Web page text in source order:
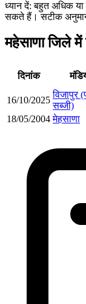
ध्यान दें: बहुत अधिक
सकते हैं। सटीक
महेसाणा जिले में
दिनांक
16/10/2025
विजापुर
सब्जी)
18/05/2004 मेहसाणा